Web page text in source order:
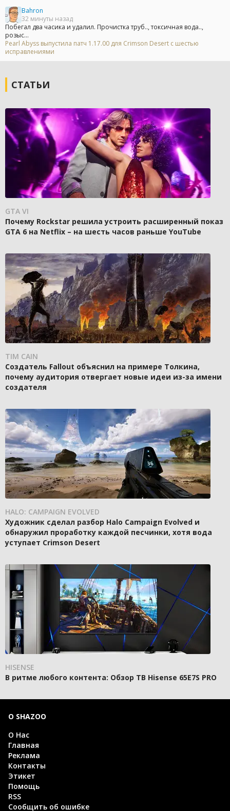
Bahron
32 минуты назад
Побегал два часика и удалил. Прочистка труб.., токсичная вода..,
розыс...
Pearl Abyss выпустила патч 1.17.00 для Crimson Desert с шестью
исправлениями
СТАТЬИ
GTA VI
Почему Rockstar решила устроить расширенный показ
GTA 6 на Netflix – на шесть часов раньше YouTube
TIM CAIN
Создатель Fallout объяснил на примере Толкина,
почему аудитория отвергает новые идеи из-за имени
создателя
HALO: CAMPAIGN EVOLVED
Художник сделал разбор Halo Campaign Evolved и
обнаружил проработку каждой песчинки, хотя вода
уступает Crimson Desert
HISENSE
В ритме любого контента: Обзор ТВ Hisense 65E7S PRO
О SHAZOO
О Нас
Главная
Реклама
Контакты
Этикет
Помощь
RSS
Сообщить об ошибке